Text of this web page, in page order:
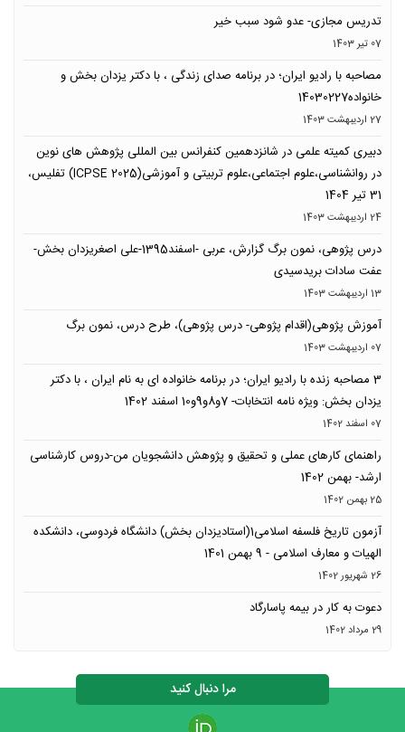
تدریس مجازی- عدو شود سبب خیر
07 تیر 1403
مصاحبه با رادیو ایران؛ در برنامه صدای زندگی ، با دکتر یزدان بخش و
خانواده14030227
27 ارديبهشت 1403
دبیری کمیته علمی در شانزدهمین کنفرانس بین المللی پژوهش های نوین
در روانشناسی،علوم اجتماعی،علوم تربیتی و آموزشی(ICPSE 2025) تفلیس،
31 تیر 1404
24 ارديبهشت 1403
درس پژوهی، نمون برگ گزارش، عربی -اسفند1395-علی اصغریزدان بخش-
عفت سادات بریدسیدی
13 ارديبهشت 1403
آموزش پژوهی(اقدام پژوهی- درس پژوهی)، طرح درس، نمون برگ
07 ارديبهشت 1403
3 مصاحبه زنده با رادیو ایران؛ در برنامه خانواده ای به نام ایران ، با دکتر
یزدان بخش: ویژه نامه انتخابات- 7و8و9و10 اسفند 1402
07 اسفند 1402
راهنمای کارهای عملی و تحقیق و پژوهش دانشجویان من-دروس کارشناسی
ارشد- بهمن 1402
25 بهمن 1402
آزمون تاریخ فلسفه اسلامی1(استادیزدان بخش) دانشگاه فردوسی، دانشکده
الهیات و معارف اسلامی - 9 بهمن 1401
26 شهریور 1402
دعوت به کار در بیمه پاسارگاد
29 مرداد 1402
مرا دنبال کنید